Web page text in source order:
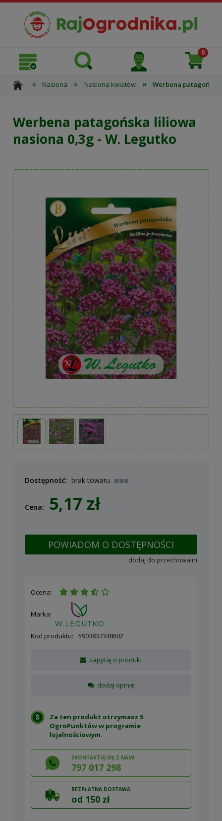
» Nasiona » Nasiona kwiatów » Werbena
Werbena patagońska liliowa
nasiona 0,3g - W. Legutko
Dostępność: brak towaru
Cena: 5,17 zł
POWIADOM O DOSTĘPNOŚCI
dodaj do przechowalni
Ocena:
Marka:
Kod produktu: 5903837348602
zapytaj o produkt
dodaj opinię
Za ten produkt otrzymasz 5
OgroPunktów w programie
lojalnościowym.
SKONTAKTUJ SIĘ Z NAMI
797 017 298
BEZPŁATNA DOSTAWA
od 150 zł